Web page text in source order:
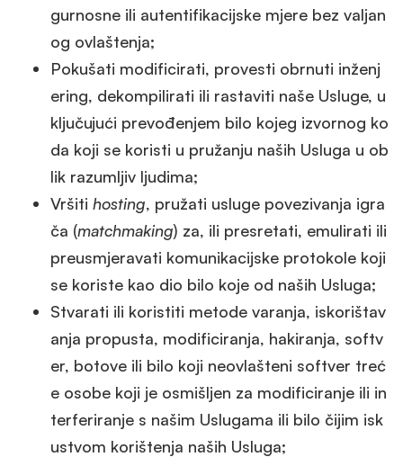
gurnosne ili autentifikacijske mjere bez valjan
og ovlaštenja;
Pokušati modificirati, provesti obrnuti inženj
ering, dekompilirati ili rastaviti naše Usluge, u
ključujući prevođenjem bilo kojeg izvornog ko
da koji se koristi u pružanju naših Usluga u ob
lik razumljiv ljudima;
Vršiti hosting, pružati usluge povezivanja igra
ča (matchmaking) za, ili presretati, emulirati ili
preusmjeravati komunikacijske protokole koji
se koriste kao dio bilo koje od naših Usluga;
Stvarati ili koristiti metode varanja, iskorištav
anja propusta, modificiranja, hakiranja, softv
er, botove ili bilo koji neovlašteni softver treć
e osobe koji je osmišljen za modificiranje ili in
terferiranje s našim Uslugama ili bilo čijim isk
ustvom korištenja naših Usluga;